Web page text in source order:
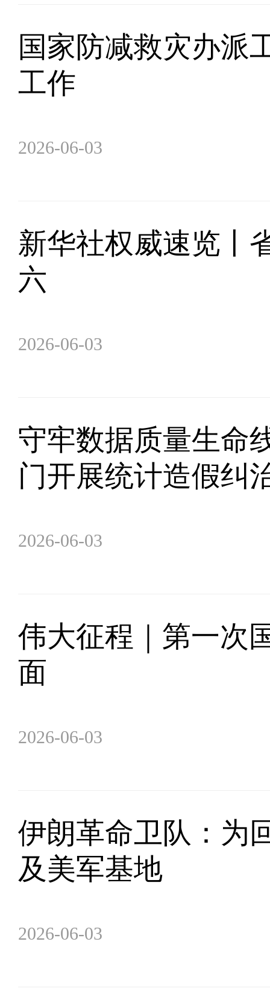
国家防减救灾办派
工作
2026-06-03
新华社权威速览丨
六
2026-06-03
守牢数据质量生
门开展统计造假纠
2026-06-03
伟大征程｜第一次
面
2026-06-03
伊朗革命卫队：为
及美军基地
2026-06-03